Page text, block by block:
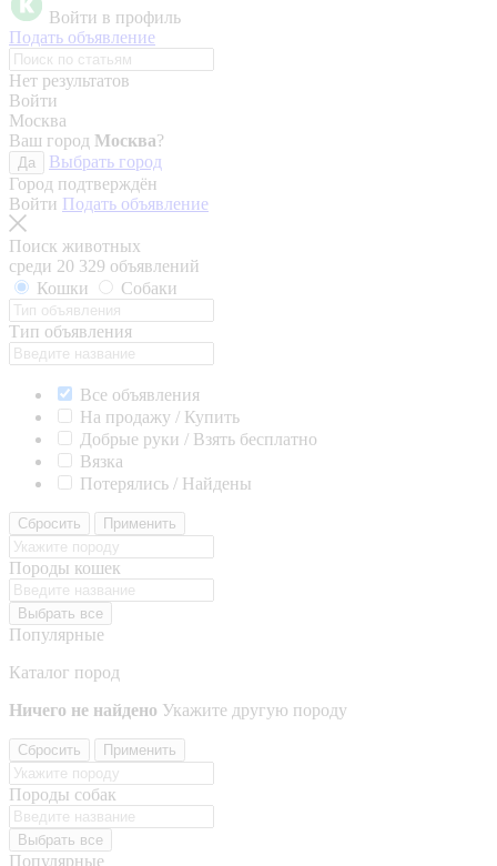
Войти в профиль
Подать объявление
Нет результатов
Войти
Москва
Ваш город Москва?
Да
Выбрать город
Город подтверждён
Войти Подать объявление
Поиск животных
среди 20 329 объявлений
Кошки
Собаки
Тип объявления
Все объявления
На продажу / Купить
Добрые руки / Взять бесплатно
Вязка
Потерялись / Найдены
Сбросить Применить
Породы кошек
Выбрать все
Популярные
Каталог пород
Ничего не найдено Укажите другую породу
Сбросить Применить
Породы собак
Выбрать все
Популярные